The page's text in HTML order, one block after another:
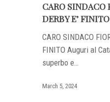
CARO SINDACO
DERBY E’ FINITO
CARO SINDACO
FINITO Auguri al
superbo e…
March 5, 2024